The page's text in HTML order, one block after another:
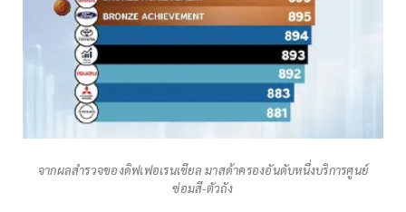
จากผลสำรวจของดิฟเฟอเรนเชียล มาสด้าครองอันดับหนึ่งบริการศูนย์
ซ่อมสี-ตัวถัง